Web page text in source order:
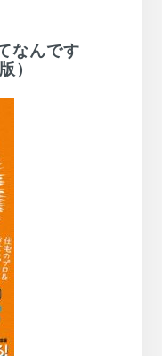
なんです
）